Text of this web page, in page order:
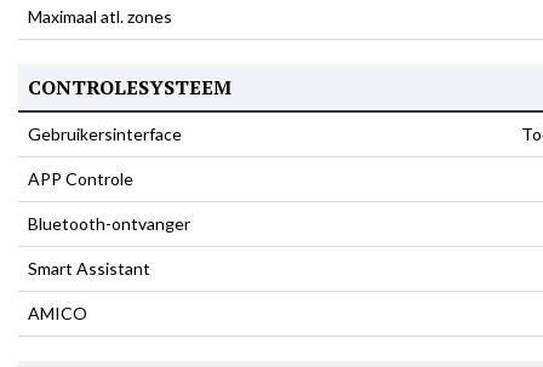
Maximaal atl. zones
CONTROLESYSTEEM
Gebruikersinterface
APP Controle
Bluetooth-ontvanger
Smart Assistant
AMICO